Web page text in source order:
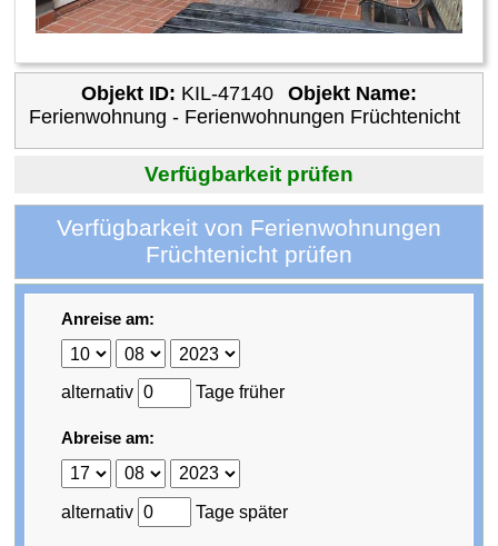
Objekt ID: KIL-47140
Objekt Name:
Ferienwohnung - Ferienwohnungen Früchtenicht
Verfügbarkeit prüfen
Verfügbarkeit von Ferienwohnungen
Früchtenicht prüfen
Anreise am:
alternativ Tage früher
Abreise am:
alternativ Tage später